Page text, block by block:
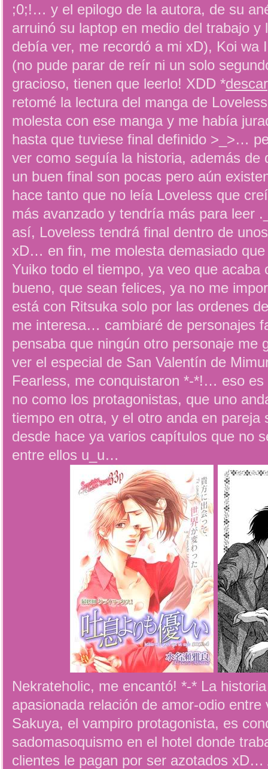
;0;!… y el epilogo de la autora, de su
arruinó su laptop en medio del trabajo y
debía ver, me recordó a mi xD), Koi wa
(no pude parar de reír ni un solo
gracioso, tienen que leerlo! XDD *
retomé la lectura del manga de
molesta con ese manga y me había
hasta que tuviese final definido >_>…
ver como seguía la historia, además de
un buen final son pocas pero aún
hace tanto que no leía Loveless que
más avanzado y tendría más para leer
así, Loveless tendrá final dentro de
xD… en fin, me molesta demasiado
Yuiko todo el tiempo, ya veo que
bueno, que sean felices, ya no me
está con Ritsuka solo por las ordenes
me interesa… cambiaré de personajes
pensaba que ningún otro personaje me
ver el especial de San Valentín de
Fearless, me conquistaron *-*!… eso
no como los protagonistas, que uno
tiempo en otra, y el otro anda en pareja
desde hace ya varios capítulos que no
entre ellos u_u…
Nekrateholic, me encantó! *-* La
apasionada relación de amor-odio
Sakuya, el vampiro protagonista, es
sadomasoquismo en el hotel donde
clientes le pagan por ser azotados xD…